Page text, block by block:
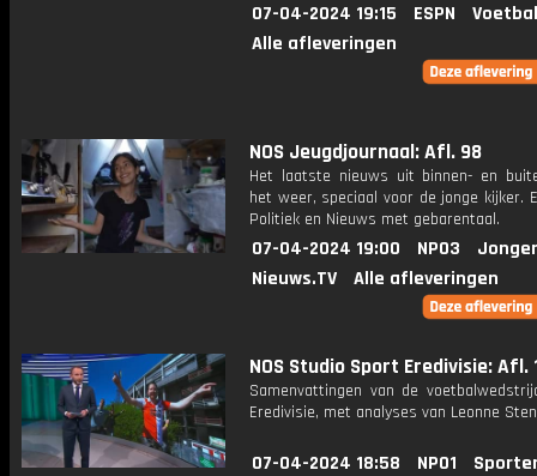
07-04-2024 19:15 ESPN
Alle afleveringen
NOS Jeugdjournaal: Afl. 98
Het laatste nieuws uit binnen- en
het weer, speciaal voor de jonge kijker.
Politiek en Nieuws met gebarentaal.
07-04-2024 19:00 NPO3
Nieuws.TV
Alle afleveringen
NOS Studio Sport Eredivisie: Afl.
Samenvattingen van de
Eredivisie, met analyses van Leonne
07-04-2024 18:58 NPO1